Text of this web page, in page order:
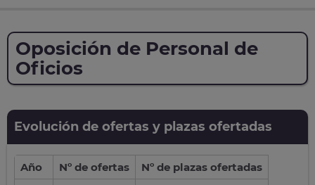
Oposición de Personal de
Oficios
Evolución de ofertas y plazas ofertadas
Año Nº de ofertas
Nº de plazas ofertadas